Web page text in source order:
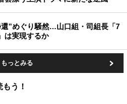
”めぐり騒然…山口組・司組長「7
は実現するか
もっとみる
う！